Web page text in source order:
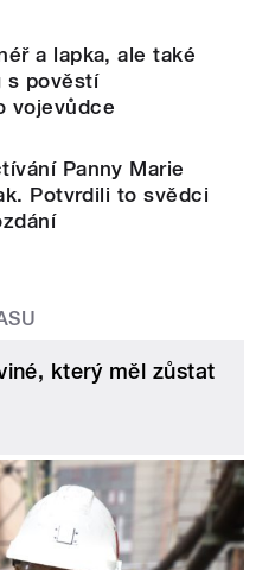
a lapka, ale také
s pověstí
vojevůdce
Panny Marie
Potvrdili to svědci
který měl zůstat